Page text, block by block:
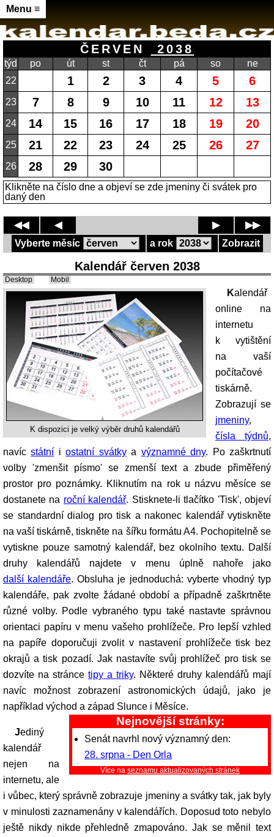
Menu ≡
ČERVEN 2038
týd po út st čt pá so
ne
22
1 2 3 4 5 6
23 7 8 9 10 11 12 13
24 14 15 16 17 18 19 20
25 21 22 23 24 25 26 27
26 28 29 30
Klikněte na číslo dne a objeví se zde jmeniny či svátek pro
daný den
Vyberte měsíc a rok Zobrazit
◀◀ ◀ ▶ ▶▶
Kalendář červen 2038
Desktop Mobil
K dispozici je velký výběr druhů kalendářů
Kalendář
online na
internetu
k vytištění
na vaší
počítačové
tiskárně.
Zobrazují se
jmeniny,
čísla týdnů,
navícstátní iostatní svátkya významné dny. Po zaškrtnutí
volby 'zmenšit písmo' se zmenší text a zbude přiměřený
prostor pro poznámky. Kliknutím na rok u názvu měsíce se
dostanete na roční kalendář. Stisknete-li tlačítko 'Tisk', objeví
se standardní dialog pro tisk a nakonec kalendář vytiskněte
na vaší tiskárně, tiskněte na šířku formátu A4. Pochopitelně se
vytiskne pouze samotný kalendář, bez okolního textu. Další
druhy kalendářů najdete v menu úplně nahoře jako
další kalendáře. Obsluha je jednoduchá: vyberte vhodný typ
kalendáře, pak zvolte žádané období a případně zaškrtněte
různé volby. Podle vybraného typu také nastavte správnou
orientaci papíru v menu vašeho prohlížeče. Pro lepší vzhled
na papíře doporučuji zvolit v nastavení prohlížeče tisk bez
okrajů a tisk pozadí. Jak nastavíte svůj prohlížeč pro tisk se
dozvíte na stránce tipy a triky. Některé druhy kalendářů mají
navíc možnost zobrazení astronomických údajů, jako je
například východ a západ Slunce i Měsíce.
Nejnovější stránky:
Senát navrhl nový významný den:
28. srpna - Den Orla
Více na seznamu aktualizovaných stránek
Jediný
kalendář
nejen na
internetu, ale
i vůbec, který správně zobrazuje jmeniny a svátky tak, jak byly
v minulosti zaznamenány v kalendářích. Doposud toto nebylo
ještě nikdy nikde přehledně zmapováno. Jak se měnil text